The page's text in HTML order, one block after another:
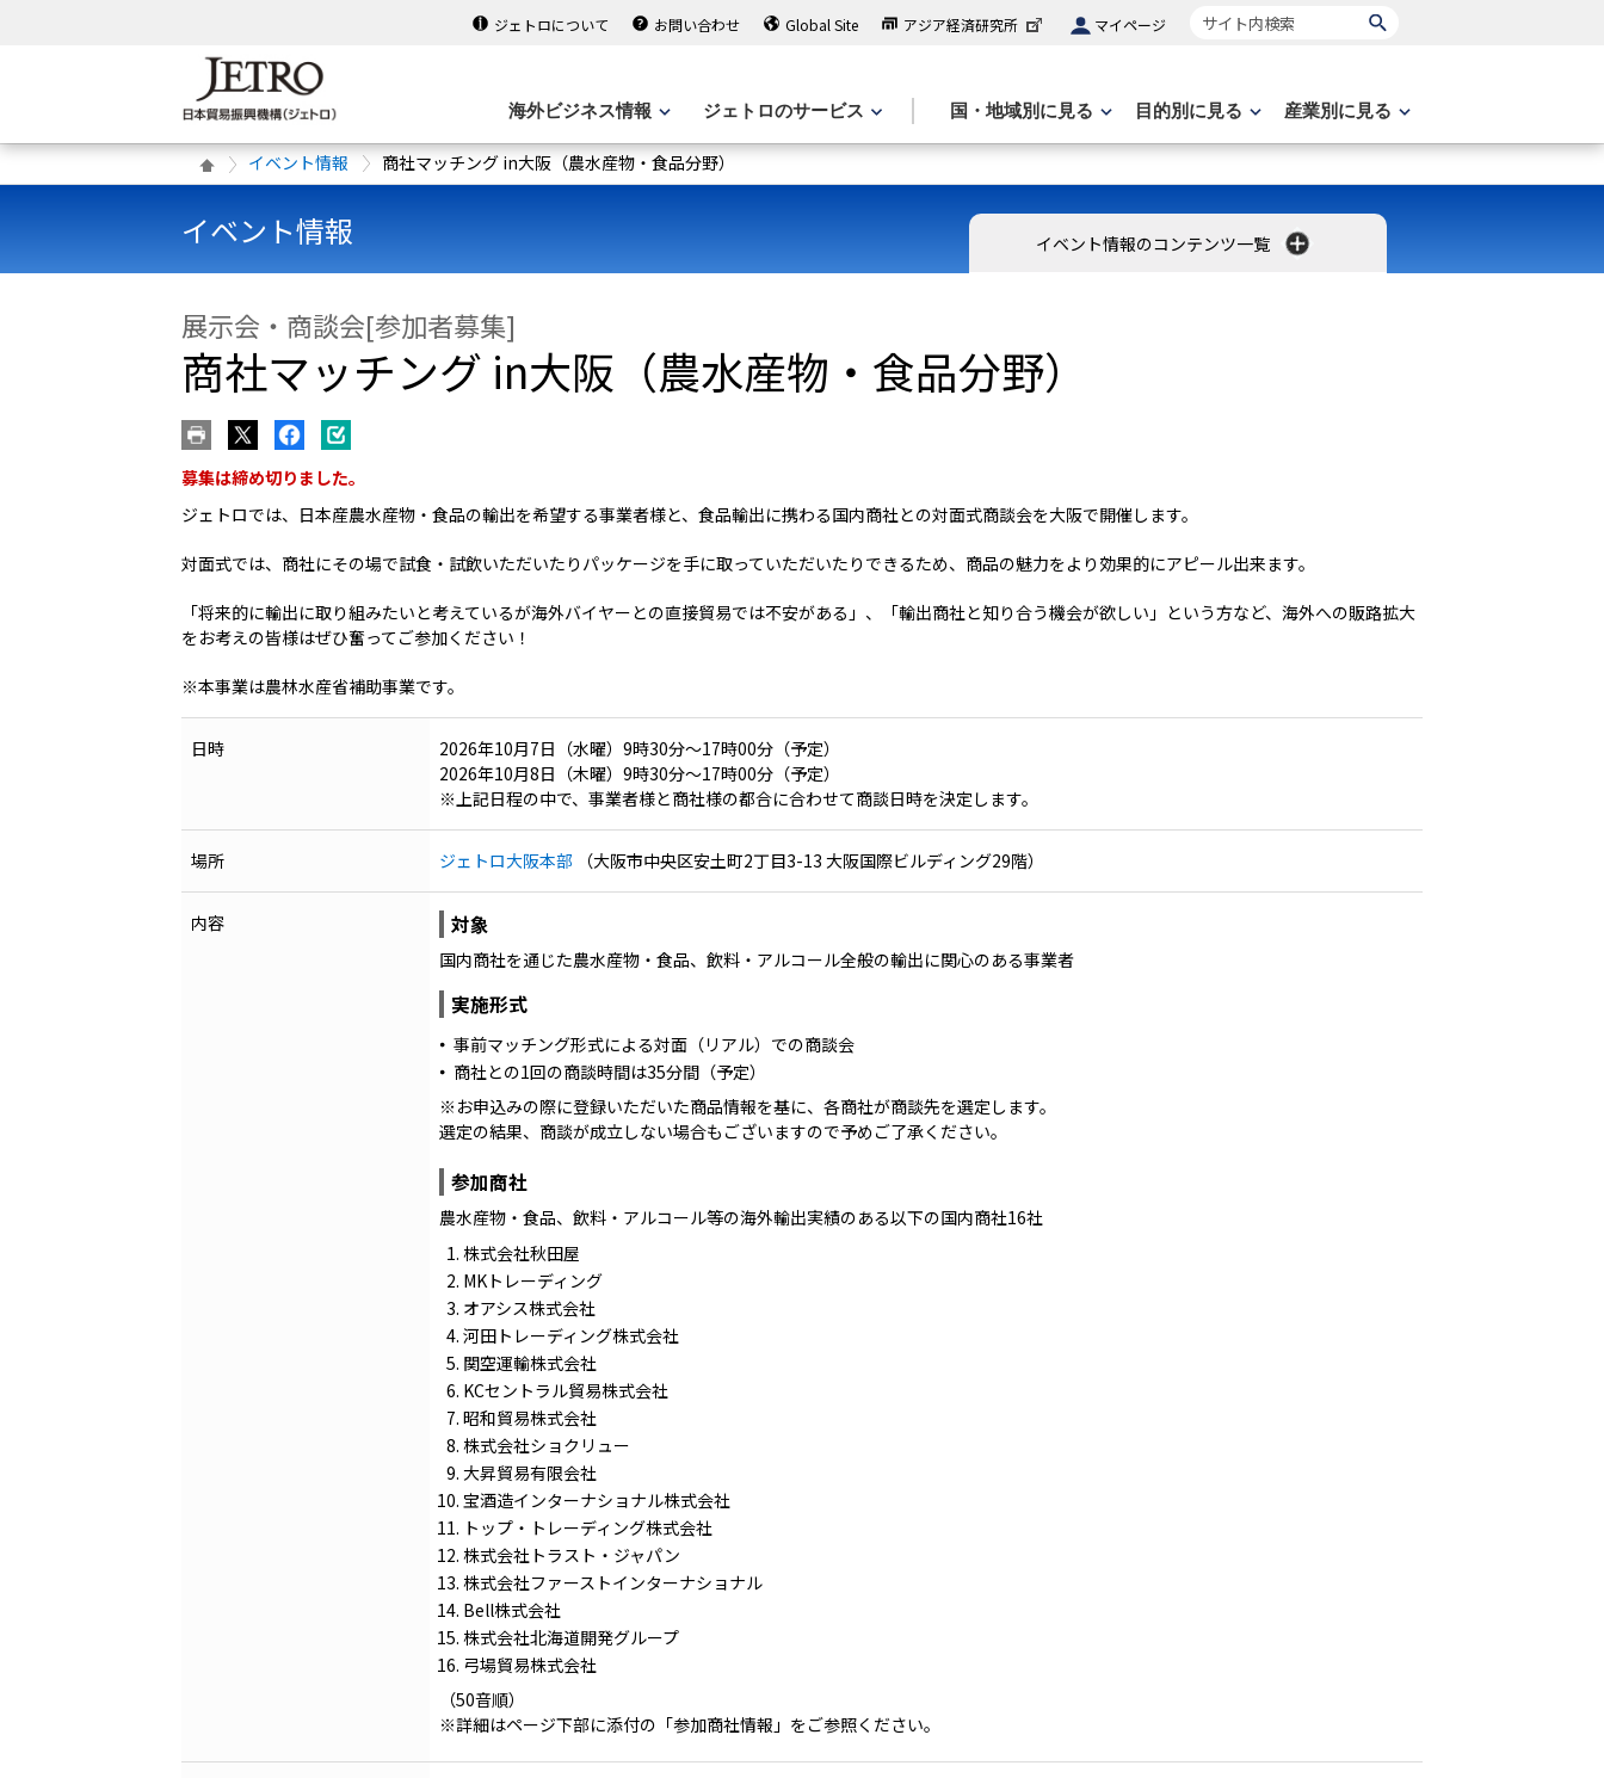
ジェトロについて お問い合わせ Global Site アジア経済研究所 マイページ サイト内検索
海外ビジネス情報 ジェトロのサービス 国・地域別に見る 目的別に見る 産業別に見る
イベント情報 商社マッチング in大阪（農水産物・食品分野）
イベント情報 イベント情報のコンテンツ一覧
展示会・商談会[参加者募集]
商社マッチング in大阪（農水産物・食品分野）
募集は締め切りました。
ジェトロでは、日本産農水産物・食品の輸出を希望する事業者様と、食品輸出に携わる国内商社との対面式商談会を大阪で開催します。
対面式では、商社にその場で試食・試飲いただいたりパッケージを手に取っていただいたりできるため、商品の魅力をより効果的にアピール出来ます。
「将来的に輸出に取り組みたいと考えているが海外バイヤーとの直接貿易では不安がある」、「輸出商社と知り合う機会が欲しい」という方など、海外への販路拡大
をお考えの皆様はぜひ奮ってご参加ください！
※本事業は農林水産省補助事業です。
日時
2026年10月7日（水曜）9時30分～17時00分（予定）
2026年10月8日（木曜）9時30分～17時00分（予定）
※上記日程の中で、事業者様と商社様の都合に合わせて商談日時を決定します。
場所 ジェトロ大阪本部 （大阪市中央区安土町2丁目3-13 大阪国際ビルディング29階）
内容 対象
国内商社を通じた農水産物・食品、飲料・アルコール全般の輸出に関心のある事業者
実施形式
事前マッチング形式による対面（リアル）での商談会
商社との1回の商談時間は35分間（予定）
※お申込みの際に登録いただいた商品情報を基に、各商社が商談先を選定します。
選定の結果、商談が成立しない場合もございますので予めご了承ください。
参加商社
農水産物・食品、飲料・アルコール等の海外輸出実績のある以下の国内商社16社
株式会社秋田屋
MKトレーディング
オアシス株式会社
河田トレーディング株式会社
関空運輸株式会社
KCセントラル貿易株式会社
昭和貿易株式会社
株式会社ショクリュー
大昇貿易有限会社
宝酒造インターナショナル株式会社
トップ・トレーディング株式会社
株式会社トラスト・ジャパン
株式会社ファーストインターナショナル
Bell株式会社
株式会社北海道開発グループ
弓場貿易株式会社
（50音順）
※詳細はページ下部に添付の「参加商社情報」をご参照ください。